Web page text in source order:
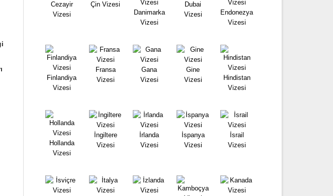
Cezayir
Vizesi
Çin Vizesi
Danimarka
Vizesi
Dubai
Vizesi
Endonezya
Vizesi
Finlandiya
Vizesi
Fransa
Vizesi
Gana
Vizesi
Gine
Vizesi
Hindistan
Vizesi
Hollanda
Vizesi
İngiltere
Vizesi
İrlanda
Vizesi
İspanya
Vizesi
İsrail
Vizesi